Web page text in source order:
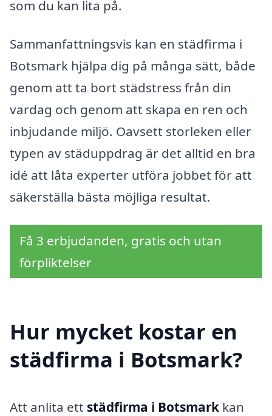
som du kan lita på.
Sammanfattningsvis kan en städfirma i
Botsmark hjälpa dig på många sätt, både
genom att ta bort städstress från din
vardag och genom att skapa en ren och
inbjudande miljö. Oavsett storleken eller
typen av städuppdrag är det alltid en bra
idé att låta experter utföra jobbet för att
säkerställa bästa möjliga resultat.
Få 3 erbjudanden, gratis och utan
förpliktelser
Hur mycket kostar en
städfirma i Botsmark?
Att anlita ett städfirma i Botsmark kan